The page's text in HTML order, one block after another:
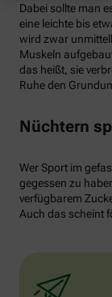
Dabei sollte man
eine leichte bis
wird zwar
Muskeln
das heißt, sie
Ruhe den
Nüchtern
Wer Sport im
gegessen zu
verfügbarem
Auch das scheint